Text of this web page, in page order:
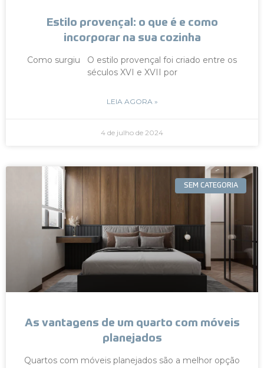
Estilo provençal: o que é e como
incorporar na sua cozinha
Como surgiu O estilo provençal foi criado entre os
séculos XVI e XVII por
LEIA AGORA »
4 de julho de 2024
SEM CATEGORIA
As vantagens de um quarto com móveis
planejados
Quartos com móveis planejados são a melhor opção